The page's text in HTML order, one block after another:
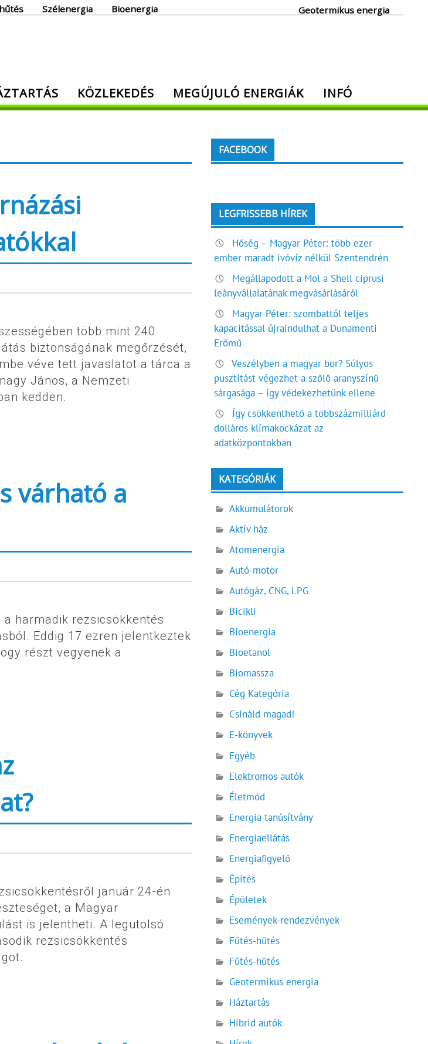
Szélenergia Bioenergia Geotermikus energia
KÖZLEKEDÉS MEGÚJULÓ ENERGIÁK INFÓ
több mint 240
biztonságának megőrzését,
véve tett javaslatot a tárca a
János, a Nemzeti
kedden.
várható a
harmadik rezsicsökkentés
Eddig 17 ezren jelentkeztek
részt vegyenek a
január 24-én
a Magyar
is jelentheti. A legutolsó
rezsicsökkentés
FACEBOOK
LEGFRISSEBB HÍREK
Hőség – Magyar Péter: több ezer
ember maradt ivóvíz nélkül Szentendrén
Megállapodott a Mol a Shell ciprusi
leányvállalatának megvásárlásáról
Magyar Péter: szombattól teljes
kapacitással újraindulhat a Dunamenti
Erőmű
Veszélyben a magyar bor? Súlyos
pusztítást végezhet a szőlő aranyszínű
sárgasága – így védekezhetünk ellene
Így csökkenthető a többszázmilliárd
dolláros klímakockázat az
adatközpontokban
KATEGÓRIÁK
Akkumulátorok
Aktív ház
Atomenergia
Autó-motor
Autógáz, CNG, LPG
Bicikli
Bioenergia
Bioetanol
Biomassza
Cég Kategória
Csináld magad!
E-könyvek
Egyéb
Elektromos autók
Életmód
Energia tanúsítvány
Energiaellátás
Energiafigyelő
Építés
Épületek
Események-rendezvények
Fűtés-hűtés
Fűtés-hűtés
Geotermikus energia
Háztartás
Hibrid autók